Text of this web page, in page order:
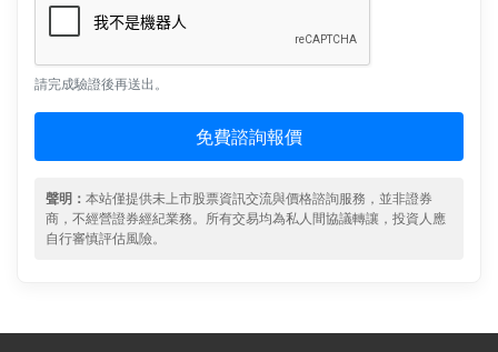
請完成驗證後再送出。
免費諮詢報價
聲明： 本站僅提供未上市股票資訊交流與價格諮詢服務，並非證券
商，不經營證券經紀業務。所有交易均為私人間協議轉讓，投資人應
自行審慎評估風險。